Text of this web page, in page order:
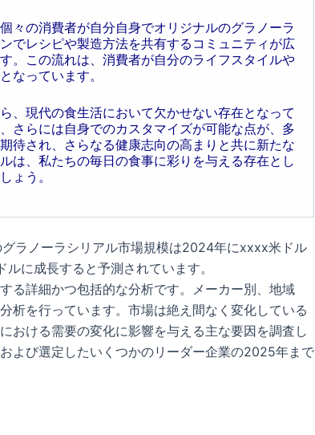
々の消費者が自分自身でオリジナルのグラノーラ
でレシピや製造方法を共有するコミュニティが広
。この流れは、消費者が自分のライフスタイルや
なっています。
、現代の食生活において欠かせない存在となって
さらには自身でのカスタマイズが可能な点が、多
待され、さらなる健康志向の高まりと共に新たな
は、私たちの毎日の食事に彩りを与える存在とし
ょう。
ラノーラシリアル市場規模は2024年にxxxx米ドル
に成長すると予測されています。
る詳細かつ包括的な分析です。メーカー別、地域
析を行っています。市場は絶え間なく変化している
おける需要の変化に影響を与える主な要因を調査し
よび選定したいくつかのリーダー企業の2025年まで